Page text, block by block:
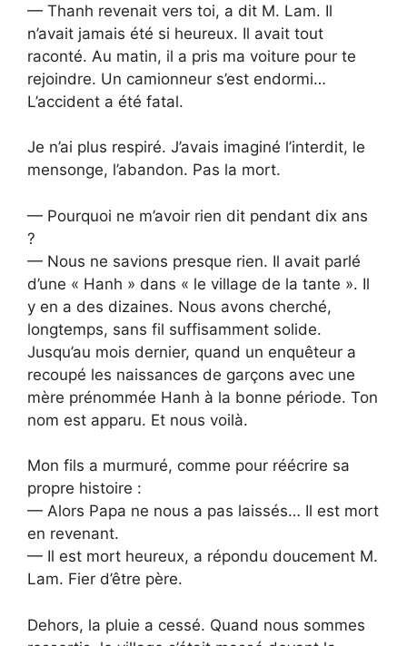
— Thanh revenait vers toi, a dit M. Lam. Il
n’avait jamais été si heureux. Il avait tout
raconté. Au matin, il a pris ma voiture pour te
rejoindre. Un camionneur s’est endormi…
L’accident a été fatal.
Je n’ai plus respiré. J’avais imaginé l’interdit, le
mensonge, l’abandon. Pas la mort.
— Pourquoi ne m’avoir rien dit pendant dix ans
?
— Nous ne savions presque rien. Il avait parlé
d’une « Hanh » dans « le village de la tante ». Il
y en a des dizaines. Nous avons cherché,
longtemps, sans fil suffisamment solide.
Jusqu’au mois dernier, quand un enquêteur a
recoupé les naissances de garçons avec une
mère prénommée Hanh à la bonne période. Ton
nom est apparu. Et nous voilà.
Mon fils a murmuré, comme pour réécrire sa
propre histoire :
— Alors Papa ne nous a pas laissés… Il est mort
en revenant.
— Il est mort heureux, a répondu doucement M.
Lam. Fier d’être père.
Dehors, la pluie a cessé. Quand nous sommes